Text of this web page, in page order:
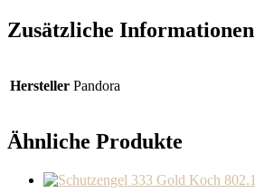
Zusätzliche Informationen
Hersteller Pandora
Ähnliche Produkte